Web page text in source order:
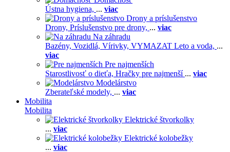
Ústna hygiena, ... viac
Drony a príslušenstvo
Drony, Príslušenstvo pre drony, ... viac
Na záhradu
Bazény, Vozidlá, Vírivky, VYMAZAT Leto a voda, ...
viac
Pre najmenších
Starostlivosť o dieťa, Hračky pre najmenší ... viac
Modelárstvo
Zberateľské modely, ... viac
Mobilita
Mobilita
Elektrické štvorkolky
... viac
Elektrické kolobežky
... viac